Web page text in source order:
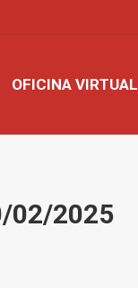
OFICINA VIRTUAL
02/2025